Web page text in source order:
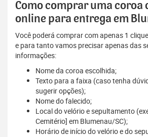
Como comprar uma coroa
online para entrega em
Você poderá comprar com apenas 1
e para tanto vamos precisar apenas das
informações:
Nome da coroa escolhida;
Texto para a faixa (caso tenha
sugerir opções);
Nome do falecido;
Local do velório e sepultamento
Cemitério] em Blumenau/SC);
Horário de início do velório e do